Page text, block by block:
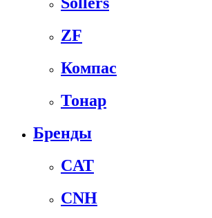
ZF
Компас
Тонар
Бренды
CAT
CNH